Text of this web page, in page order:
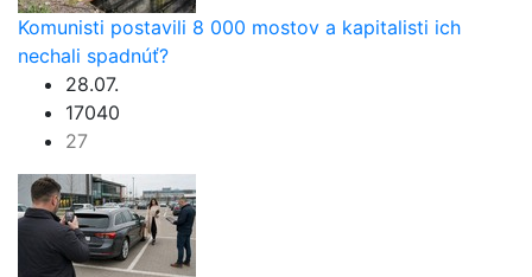
Komunisti postavili 8 000 mostov a kapitalisti ich
nechali spadnúť?
28.07.
17040
27